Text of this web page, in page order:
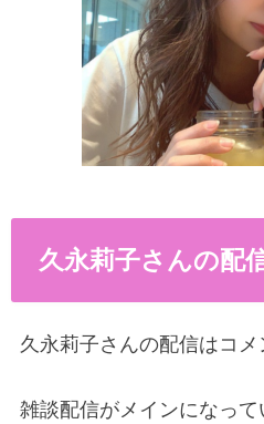
久永莉子さんの配
久永莉子さんの配信はコ
雑談配信がメインになって